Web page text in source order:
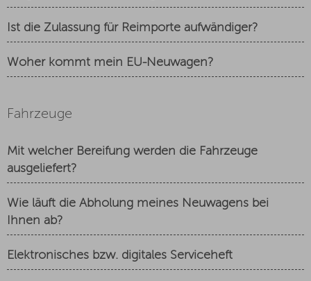
Ist die Zulassung für Reimporte aufwändiger?
Woher kommt mein EU-Neuwagen?
Fahrzeuge
Mit welcher Bereifung werden die Fahrzeuge
ausgeliefert?
Wie läuft die Abholung meines Neuwagens bei
Ihnen ab?
Elektronisches bzw. digitales Serviceheft